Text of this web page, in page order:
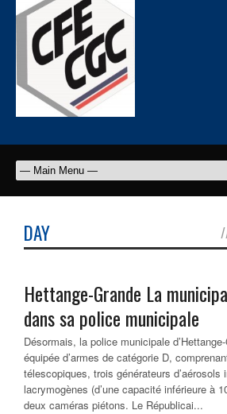
DAY
Hettange-Grande La
dans sa police municipale
Désormais, la police municipale
équipée d’armes de catégorie D,
télescopiques, trois générateurs d’aérosols
lacrymogènes (d’une capacité inférieure à
deux caméras piétons. Le Républicai...